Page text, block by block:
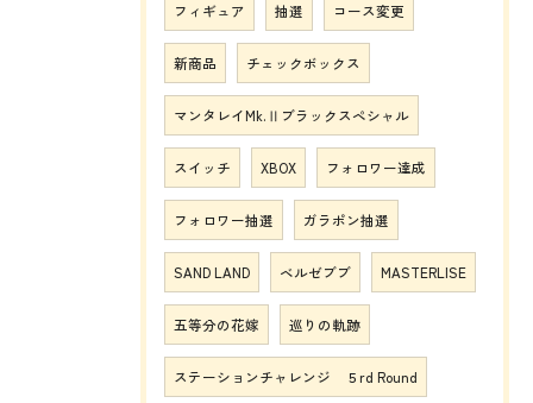
フィギュア 抽選 コース変更
新商品 チェックボックス
マンタレイMk.Ⅱブラックスペシャル
スイッチ XBOX フォロワー達成
フォロワー抽選 ガラポン抽選
SAND LAND ベルゼブブ MASTERLISE
五等分の花嫁 巡りの軌跡
ステーションチャレンジ ５rd Round